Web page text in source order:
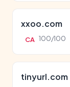
xxoo.com
CA 100/100
tinyurl.com